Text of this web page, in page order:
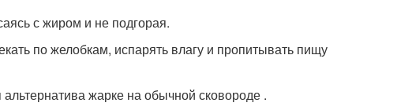
с жиром и не подгорая.
по желобкам, испарять влагу и пропитывать пищу
жарке на обычной сковороде .